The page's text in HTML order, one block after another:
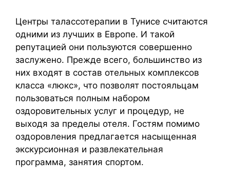
Центры талассотерапии в Тунисе считаются
одними из лучших в Европе. И такой
репутацией они пользуются совершенно
заслужено. Прежде всего, большинство из
них входят в состав отельных комплексов
класса «люкс», что позволят постояльцам
пользоваться полным набором
оздоровительных услуг и процедур, не
выходя за пределы отеля. Гостям помимо
оздоровления предлагается насыщенная
экскурсионная и развлекательная
программа, занятия спортом.